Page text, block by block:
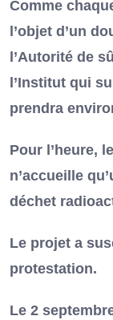
Comme
l’objet d’un
l’Autorité de
l’Institut qui
prendra
Pour l’heure,
n’accueille
déchet
Le projet a
protestation.
Le 2